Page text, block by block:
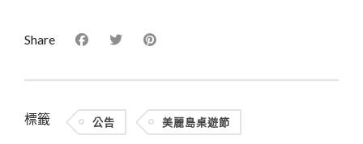
Share
標籤 公告 美麗島桌遊節